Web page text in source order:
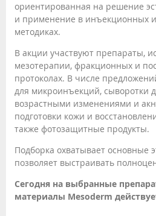
ориентированная на решение
и применение в инъекционных
методиках.
В акции участвуют препараты,
мезотерапии, фракционных и
протоколах. В числе
для микроинъекций, сыворотки
возрастными изменениями и
подготовки кожи и
также фотозащитные продукты.
Подборка охватывает основные
позволяет выстраивать
Сегодня на выбранные
материалы Mesoderm